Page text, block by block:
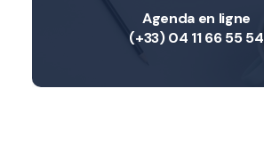
Agenda en ligne
(+33) 04 11 66 55 54